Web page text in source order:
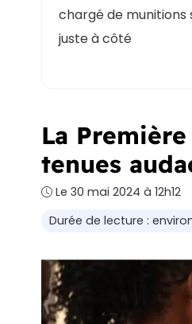
chargé de munitions
juste à côté
La
tenues
Le 30 mai 2024 à 12h12
Durée de lecture :